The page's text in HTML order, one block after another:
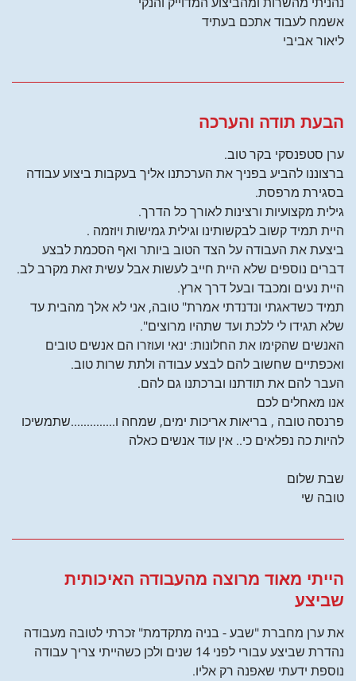
אשמח לעבוד אתכם בעתיד
ליאור אביבי
הבעת תודה והערכה
ערן סטפנסקי בקר טוב.
ברצוננו להביע בפניך את הערכתנו אליך בעקבות ביצוע עבודה
בסגירת מרפסת.
גילית מקצועיות ורצינות לאורך כל הדרך.
היית תמיד קשוב לבקשותינו וגילית גמישות ויוזמה .
ביצעת את העבודה על הצד הטוב ביותר ואף הסכמת לבצע
דברים נוספים שלא היית חייב לעשות אבל עשית זאת מקרב לב.
היית נעים ומכבד ובעל דרך ארץ.
תמיד כשדאגתי ונדנדתי אמרת" טובה, אני לא אלך מהבית עד
שלא תגידו לי ללכת ועד שתהיו מרוצים".
האנשים שהקימו את החלונות: ינאי ועוזרו הם אנשים טובים
ואכפתיים שחשוב להם לבצע עבודה ולתת שרות טוב.
העבר להם את תודתנו וברכתנו גם להם.
אנו מאחלים לכם
פרנסה טובה , בריאות אריכות ימים, שמחה ו..............שתמשיכו
להיות כה נפלאים כי.. אין עוד אנשים כאלה
שבת שלום
טובה שי
הייתי מאוד מרוצה מהעבודה האיכותית
שביצע
את ערן מחברת "שבע - בניה מתקדמת" זכרתי לטובה מעבודה
נהדרת שביצע עבורי לפני 14 שנים ולכן כשהייתי צריך עבודה
נוספת ידעתי שאפנה רק אליו.